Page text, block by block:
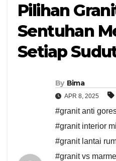
Pilihan
Sentuhan
Setiap
By Bima
APR 8, 2025
#granit anti
#granit interior
#granit lantai
#granit vs